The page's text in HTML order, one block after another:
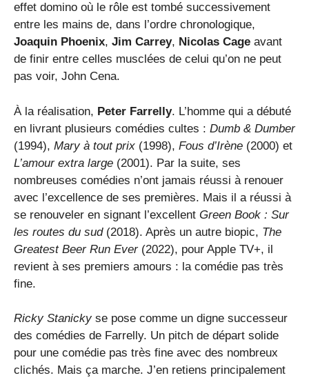
effet domino où le rôle est tombé successivement
entre les mains de, dans l’ordre chronologique,
Joaquin Phoenix, Jim Carrey, Nicolas Cage avant
de finir entre celles musclées de celui qu’on ne peut
pas voir, John Cena.
À la réalisation, Peter Farrelly. L’homme qui a débuté
en livrant plusieurs comédies cultes : Dumb & Dumber
(1994), Mary à tout prix (1998), Fous d’Irène (2000) et
L’amour extra large (2001). Par la suite, ses
nombreuses comédies n’ont jamais réussi à renouer
avec l’excellence de ses premières. Mais il a réussi à
se renouveler en signant l’excellent Green Book : Sur
les routes du sud(2018). Après un autre biopic, The
Greatest Beer Run Ever(2022), pour Apple TV+, il
revient à ses premiers amours : la comédie pas très
fine.
Ricky Stanickyse pose comme un digne successeur
des comédies de Farrelly. Un pitch de départ solide
pour une comédie pas très fine avec des nombreux
clichés. Mais ça marche. J’en retiens principalement